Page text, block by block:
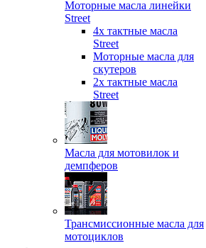
Моторные масла линейки
Street
4х тактные масла
Street
Моторные масла для
скутеров
2х тактные масла
Street
Масла для мотовилок и
демпферов
Трансмиссионные масла для
мотоциклов